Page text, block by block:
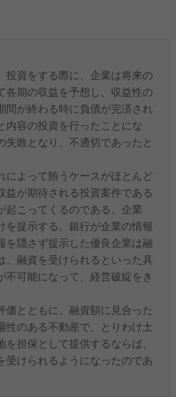
投資をする際に、企業は将来の
各期の収益を予想し、収益性の
が終わる時に負債が完済され
内容の投資を行ったことにな
敗となり、不適切であったと
によって賄うケースがほとんど
益が期待される投資案件である
起こってくるのである。企業
を提示する。銀行が企業の情報
を隠さず提示した優良企業は融
、融資を受けられるといった具
可能になって、経営破綻をき
価とともに、融資額に見合った
性のある不動産で、とりわけ土
担保として提供するならば、
受けられるようになったのであ